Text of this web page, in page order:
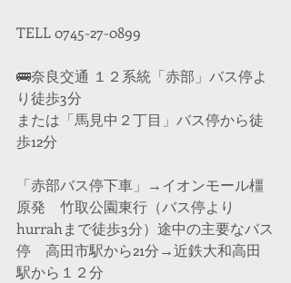
TELL 0745-27-0899
🚌奈良交通 １２系統「赤部」バス停よ
り徒歩3分
または「馬見中２丁目」バス停から徒
歩12分
「赤部バス停下車」→イオンモール橿
原発　竹取公園東行（バス停より
hurrahまで徒歩3分）途中の主要なバス
停　高田市駅から21分→近鉄大和高田
駅から１２分